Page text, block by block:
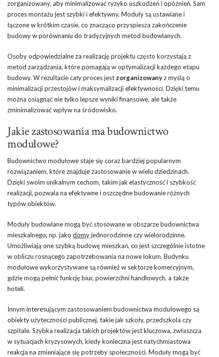
zorganizowany, aby minimalizować ryzyko uszkodzeń i opóźnień. Sam
proces montażu jest szybki i efektywny. Moduły są ustawiane i
łączone w krótkim czasie, co znacząco przyspiesza zakończenie
budowy w porównaniu do tradycyjnych metod budowlanych.
Osoby odpowiedzialne za realizację projektu często korzystają z
metod zarządzania, które pomagają w optymalizacji każdego etapu
budowy. W rezultacie cały proces jest zorganizowanyz myślą o
minimalizacji przestojów i maksymalizacji efektywności. Dzięki temu
można osiągnąć nie tylko lepsze wyniki finansowe, ale także
zminimalizować wpływ na środowisko.
Jakie zastosowania ma budownictwo
modułowe?
Budownictwo modułowe staje się coraz bardziej popularnym
rozwiązaniem, które znajduje zastosowanie w wielu dziedzinach.
Dzięki swoim unikalnym cechom, takim jak elastyczność i szybkość
realizacji, pozwala na efektywne i oszczędne budowanie różnych
typów obiektów.
Moduły budowlane mogą być stosowane w obszarze budownictwa
mieszkalnego, np. jako domyjednorodzinne czy wielorodzinne.
Umożliwiają one szybką budowę mieszkań, co jest szczególnie istotne
w obliczu rosnącego zapotrzebowania na nowe lokum. Budynku
modułowe wykorzystywane są również w sektorze komercyjnym,
gdzie mogą pełnić funkcję biur, powierzchni handlowych, a także
hoteli.
Innym interesującym zastosowaniem budownictwa modułowego są
obiekty użyteczności publicznej, takie jak szkoły, przedszkola czy
szpitale. Szybka realizacja takich projektów jest kluczowa, zwłaszcza
w sytuacjach kryzysowych, kiedy konieczna jest natychmiastowa
reakcja na zmieniające się potrzeby społeczności. Moduły mogą być